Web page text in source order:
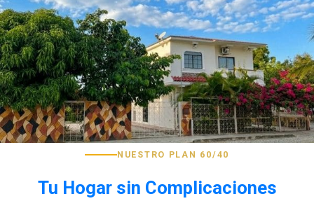
NUESTRO PLAN 60/40
Tu Hogar sin Complicaciones